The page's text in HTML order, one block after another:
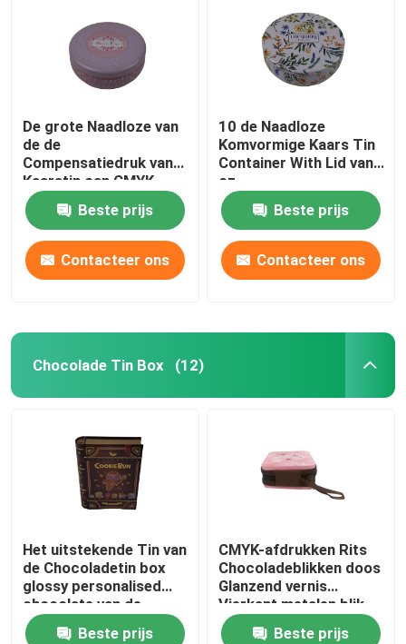
De grote Naadloze van
de de
Compensatiedruk van
Kaarstin can CMYK
Kaars Tin Box
DecorativeBeste prijs
Contacteer ons
10 de Naadloze
Komvormige Kaars Tin
Container With Lid van
oz
Beste prijs
Contacteer ons
Chocolade Tin Box (12)
Het uitstekende Tin van
de Chocoladetin box
glossy personalised
chocolate van de
Boekvorm
Beste prijs
CMYK-afdrukken Rits
Chocoladeblikken doos
Glanzend vernis
Vierkant metalen blik
Beste prijs